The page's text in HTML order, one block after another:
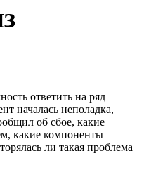
ответить на ряд
началась неполадка,
об сбое, какие
какие компоненты
ли такая проблема